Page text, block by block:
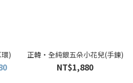
) 正韓・全純銀五朵小花兒(手鍊)
NT$1,880